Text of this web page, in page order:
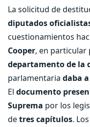
La solicitud de
diputados
cuestionamientos
Cooper, en particular
departamento de la
parlamentaria daba
El documento
Suprema por los
detres capítulos.